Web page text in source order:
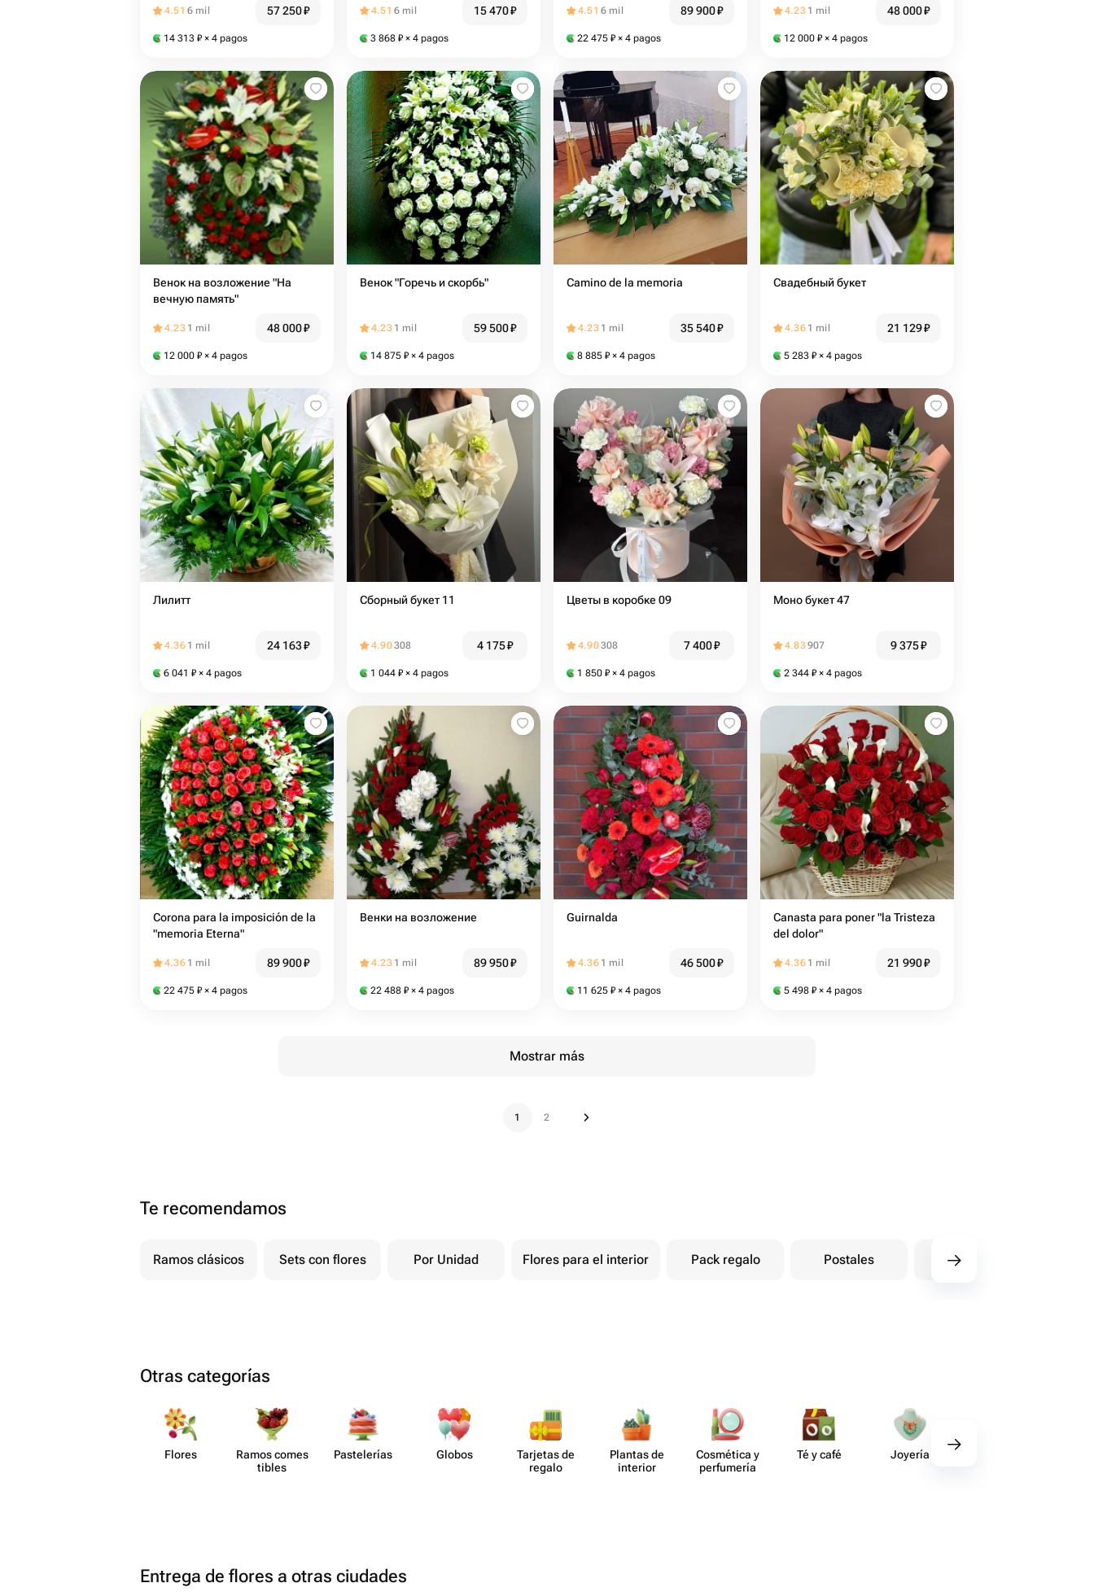
4.51 6 mil 57 250₽
14 313 ₽ × 4 pagos
4.51 6 mil 15 470₽
3 868 ₽ × 4 pagos
4.51 6 mil 89 900₽
22 475 ₽ × 4 pagos
4.23 1 mil 48 000₽
12 000 ₽ × 4 pagos
Венок на возложение "На
вечную память"
4.23 1 mil 48 000₽
12 000 ₽ × 4 pagos
Венок "Горечь и скорбь"
4.23 1 mil 59 500₽
14 875 ₽ × 4 pagos
Camino de la memoria
4.23 1 mil 35 540₽
8 885 ₽ × 4 pagos
Свадебный букет
4.36 1 mil 21 129₽
5 283 ₽ × 4 pagos
Лилитт
4.36 1 mil 24 163₽
6 041 ₽ × 4 pagos
Сборный букет 11
4.90308 4 175₽
1 044 ₽ × 4 pagos
Цветы в коробке 09
4.90308 7 400₽
1 850 ₽ × 4 pagos
Моно букет 47
4.83907 9 375₽
2 344 ₽ × 4 pagos
Corona para la imposición de la
"memoria Eterna"
4.36 1 mil 89 900₽
22 475 ₽ × 4 pagos
Венки на возложение
4.23 1 mil 89 950₽
22 488 ₽ × 4 pagos
Guirnalda
4.36 1 mil 46 500₽
11 625 ₽ × 4 pagos
Canasta para poner "la Tristeza
del dolor"
4.36 1 mil 21 990₽
5 498 ₽ × 4 pagos
Mostrar más
1 2
Te recomendamos
Ramos clásicos Sets con flores Por Unidad Flores para el interior Pack regalo Postales Otros
Otras categorías
Flores
Ramos comes​
tibles
Paste​lerías Globos
Tarjetas de
regalo
Plantas de
interior
Cosmética y
perf​umería
Té y café Joyería
Entrega de flores a otras ciudades